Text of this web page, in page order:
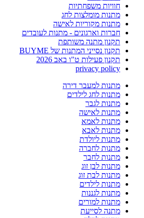
חוויות משפחתיות
מתנות מומלצות לחג
מתנות מקוריות לאישה
חברות וארגונים - מתנות לעובדים
תקנון מתנה משותפת
תקנון נסייני המתנות של BUYME
תקנון פעילות ט"ו באב 2026
privacy policy
מתנות למעבר דירה
מתנות לחג לילדים
מתנות לגבר
מתנות לאישה
מתנות לאמא
מתנות לאבא
מתנות ליולדת
מתנות לחברה
מתנות לחבר
מתנות לבן זוג
מתנות לבת זוג
מתנות לילדים
מתנות לגננות
מתנות למורים
מתנה לסייעת